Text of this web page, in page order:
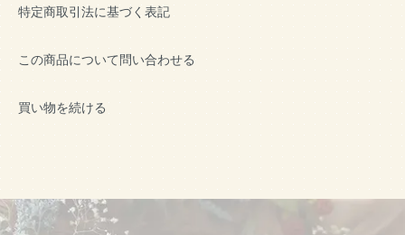
特定商取引法に基づく表記
この商品について問い合わせる
買い物を続ける